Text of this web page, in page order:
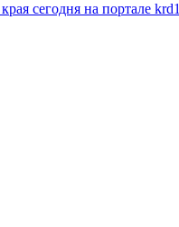
сегодня на портале krd1